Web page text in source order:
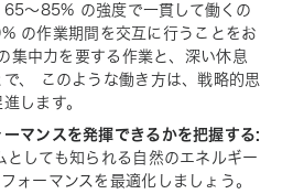
65～85% の強度で一貫して働くの
の作業期間を交互に行うことをお
集中力を要する作業と、深い休息
、 このような働き方は、戦略的思
します。
マンスを発揮できるかを把握する:
としても知られる自然のエネルギー
ォーマンスを最適化しましょう。